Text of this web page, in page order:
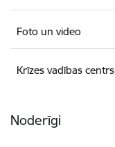
Foto un video
Krīzes vadības centrs
Noderīgi